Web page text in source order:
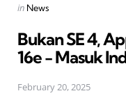
Posted
in News
Bukan SE 4,
16e - Masuk
February 20, 2025